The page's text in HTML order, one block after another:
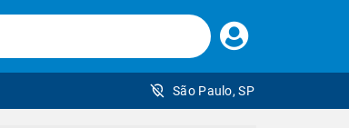
Faça
seu
São Paulo, SP